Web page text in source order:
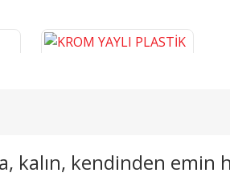
kalın, kendinden emin